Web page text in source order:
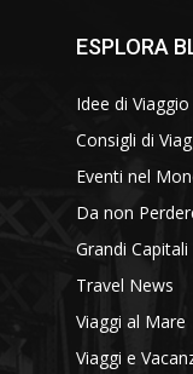
ESPLORA
Idee di Viaggio
Consigli di
Eventi nel
Da non
Grandi Capitali
Travel News
Viaggi al Mare
Viaggi e